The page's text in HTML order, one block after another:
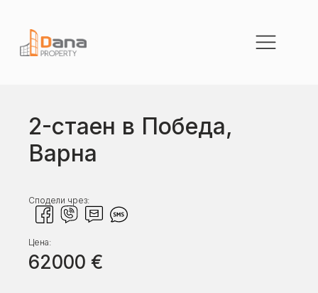
2-стаен в Победа,
Варна
Сподели чрез:
Цена:
62000 €